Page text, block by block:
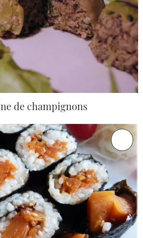
de champignons